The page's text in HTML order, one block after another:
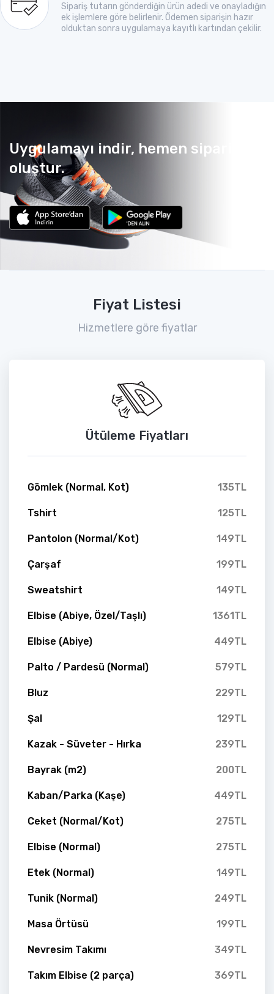
Sipariş tutarın gönderdiğin ürün adedi ve onayladığın
ek işlemlere göre belirlenir. Ödemen siparişin hazır
olduktan sonra uygulamaya kayıtlı kartından çekilir.
Uygulamayı indir, hemen sipariş
oluştur.
Fiyat Listesi
Hizmetlere göre fiyatlar
Ütüleme Fiyatları
Gömlek (Normal, Kot) 135TL
Tshirt 125TL
Pantolon (Normal/Kot) 149TL
Çarşaf 199TL
Sweatshirt 149TL
Elbise (Abiye, Özel/Taşlı) 1361TL
Elbise (Abiye) 449TL
Palto / Pardesü (Normal) 579TL
Bluz 229TL
Şal 129TL
Kazak - Süveter - Hırka 239TL
Bayrak (m2) 200TL
Kaban/Parka (Kaşe) 449TL
Ceket (Normal/Kot) 275TL
Elbise (Normal) 275TL
Etek (Normal) 149TL
Tunik (Normal) 249TL
Masa Örtüsü 199TL
Nevresim Takımı 349TL
Takım Elbise (2 parça) 369TL